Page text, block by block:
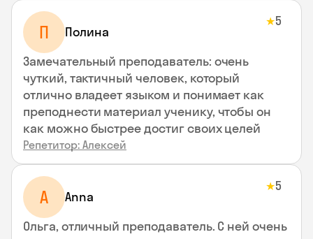
П Полина
★5
Замечательный преподаватель: очень
чуткий, тактичный человек, который
отлично владеет языком и понимает как
преподнести материал ученику, чтобы он
как можно быстрее достиг своих целей
Репетитор: Алексей
A Anna
★5
Ольга, отличный преподаватель. С ней очень